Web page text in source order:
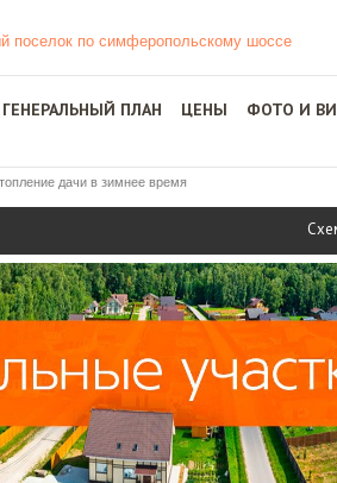
ГЕНЕРАЛЬНЫЙ ПЛАН ЦЕНЫ ФОТО И
дачи в зимнее время